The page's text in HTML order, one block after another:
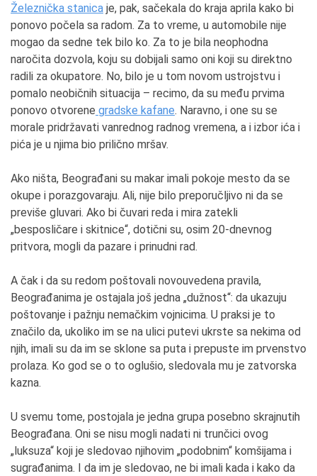
Železnička stanica je, pak, sačekala do kraja aprila kako bi
ponovo počela sa radom. Za to vreme, u automobile nije
mogao da sedne tek bilo ko. Za to je bila neophodna
naročita dozvola, koju su dobijali samo oni koji su direktno
radili za okupatore. No, bilo je u tom novom ustrojstvu i
pomalo neobičnih situacija – recimo, da su među prvima
ponovo otvorene gradske kafane. Naravno, i one su se
morale pridržavati vanrednog radnog vremena, a i izbor ića i
pića je u njima bio prilično mršav.
Ako ništa, Beograđani su makar imali pokoje mesto da se
okupe i porazgovaraju. Ali, nije bilo preporučljivo ni da se
previše gluvari. Ako bi čuvari reda i mira zatekli
„besposličare i skitnice“, dotični su, osim 20-dnevnog
pritvora, mogli da pazare i prinudni rad.
A čak i da su redom poštovali novouvedena pravila,
Beograđanima je ostajala još jedna „dužnost“: da ukazuju
poštovanje i pažnju nemačkim vojnicima. U praksi je to
značilo da, ukoliko im se na ulici putevi ukrste sa nekima od
njih, imali su da im se sklone sa puta i prepuste im prvenstvo
prolaza. Ko god se o to oglušio, sledovala mu je zatvorska
kazna.
U svemu tome, postojala je jedna grupa posebno skrajnutih
Beograđana. Oni se nisu mogli nadati ni trunčici ovog
„luksuza“ koji je sledovao njihovim „podobnim“ komšijama i
sugrađanima. I da im je sledovao, ne bi imali kada i kako da